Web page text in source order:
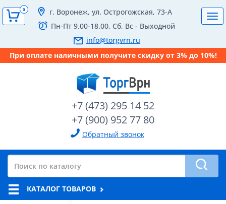
г. Воронеж, ул. Острогожская, 73-А
Пн-Пт 9.00-18.00, Сб, Вс - Выходной
info@torgvrn.ru
При оплате наличными получите скидку от 3% до 10%!
+7 (473) 295 14 52
+7 (900) 952 77 80
Обратный звонок
0
КАТАЛОГ ТОВАРОВ